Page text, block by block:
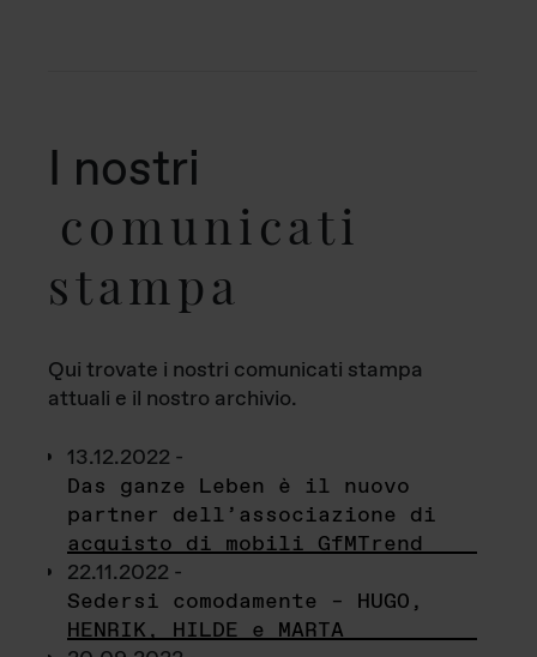
I nostri
comunicati
stampa
Qui trovate i nostri comunicati stampa
attuali e il nostro archivio.
13.12.2022 -
Das ganze Leben è il nuovo
partner dell’associazione di
acquisto di mobili GfMTrend
22.11.2022 -
Sedersi comodamente – HUGO,
HENRIK, HILDE e MARTA